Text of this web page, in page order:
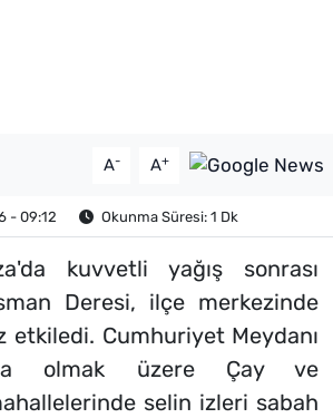
A- A+
- 09:12 Okunma Süresi: 1 Dk
kuvvetli yağış sonrası
Deresi, ilçe merkezinde
etkiledi. Cumhuriyet Meydanı
olmak üzere Çay ve
selin izleri sabah